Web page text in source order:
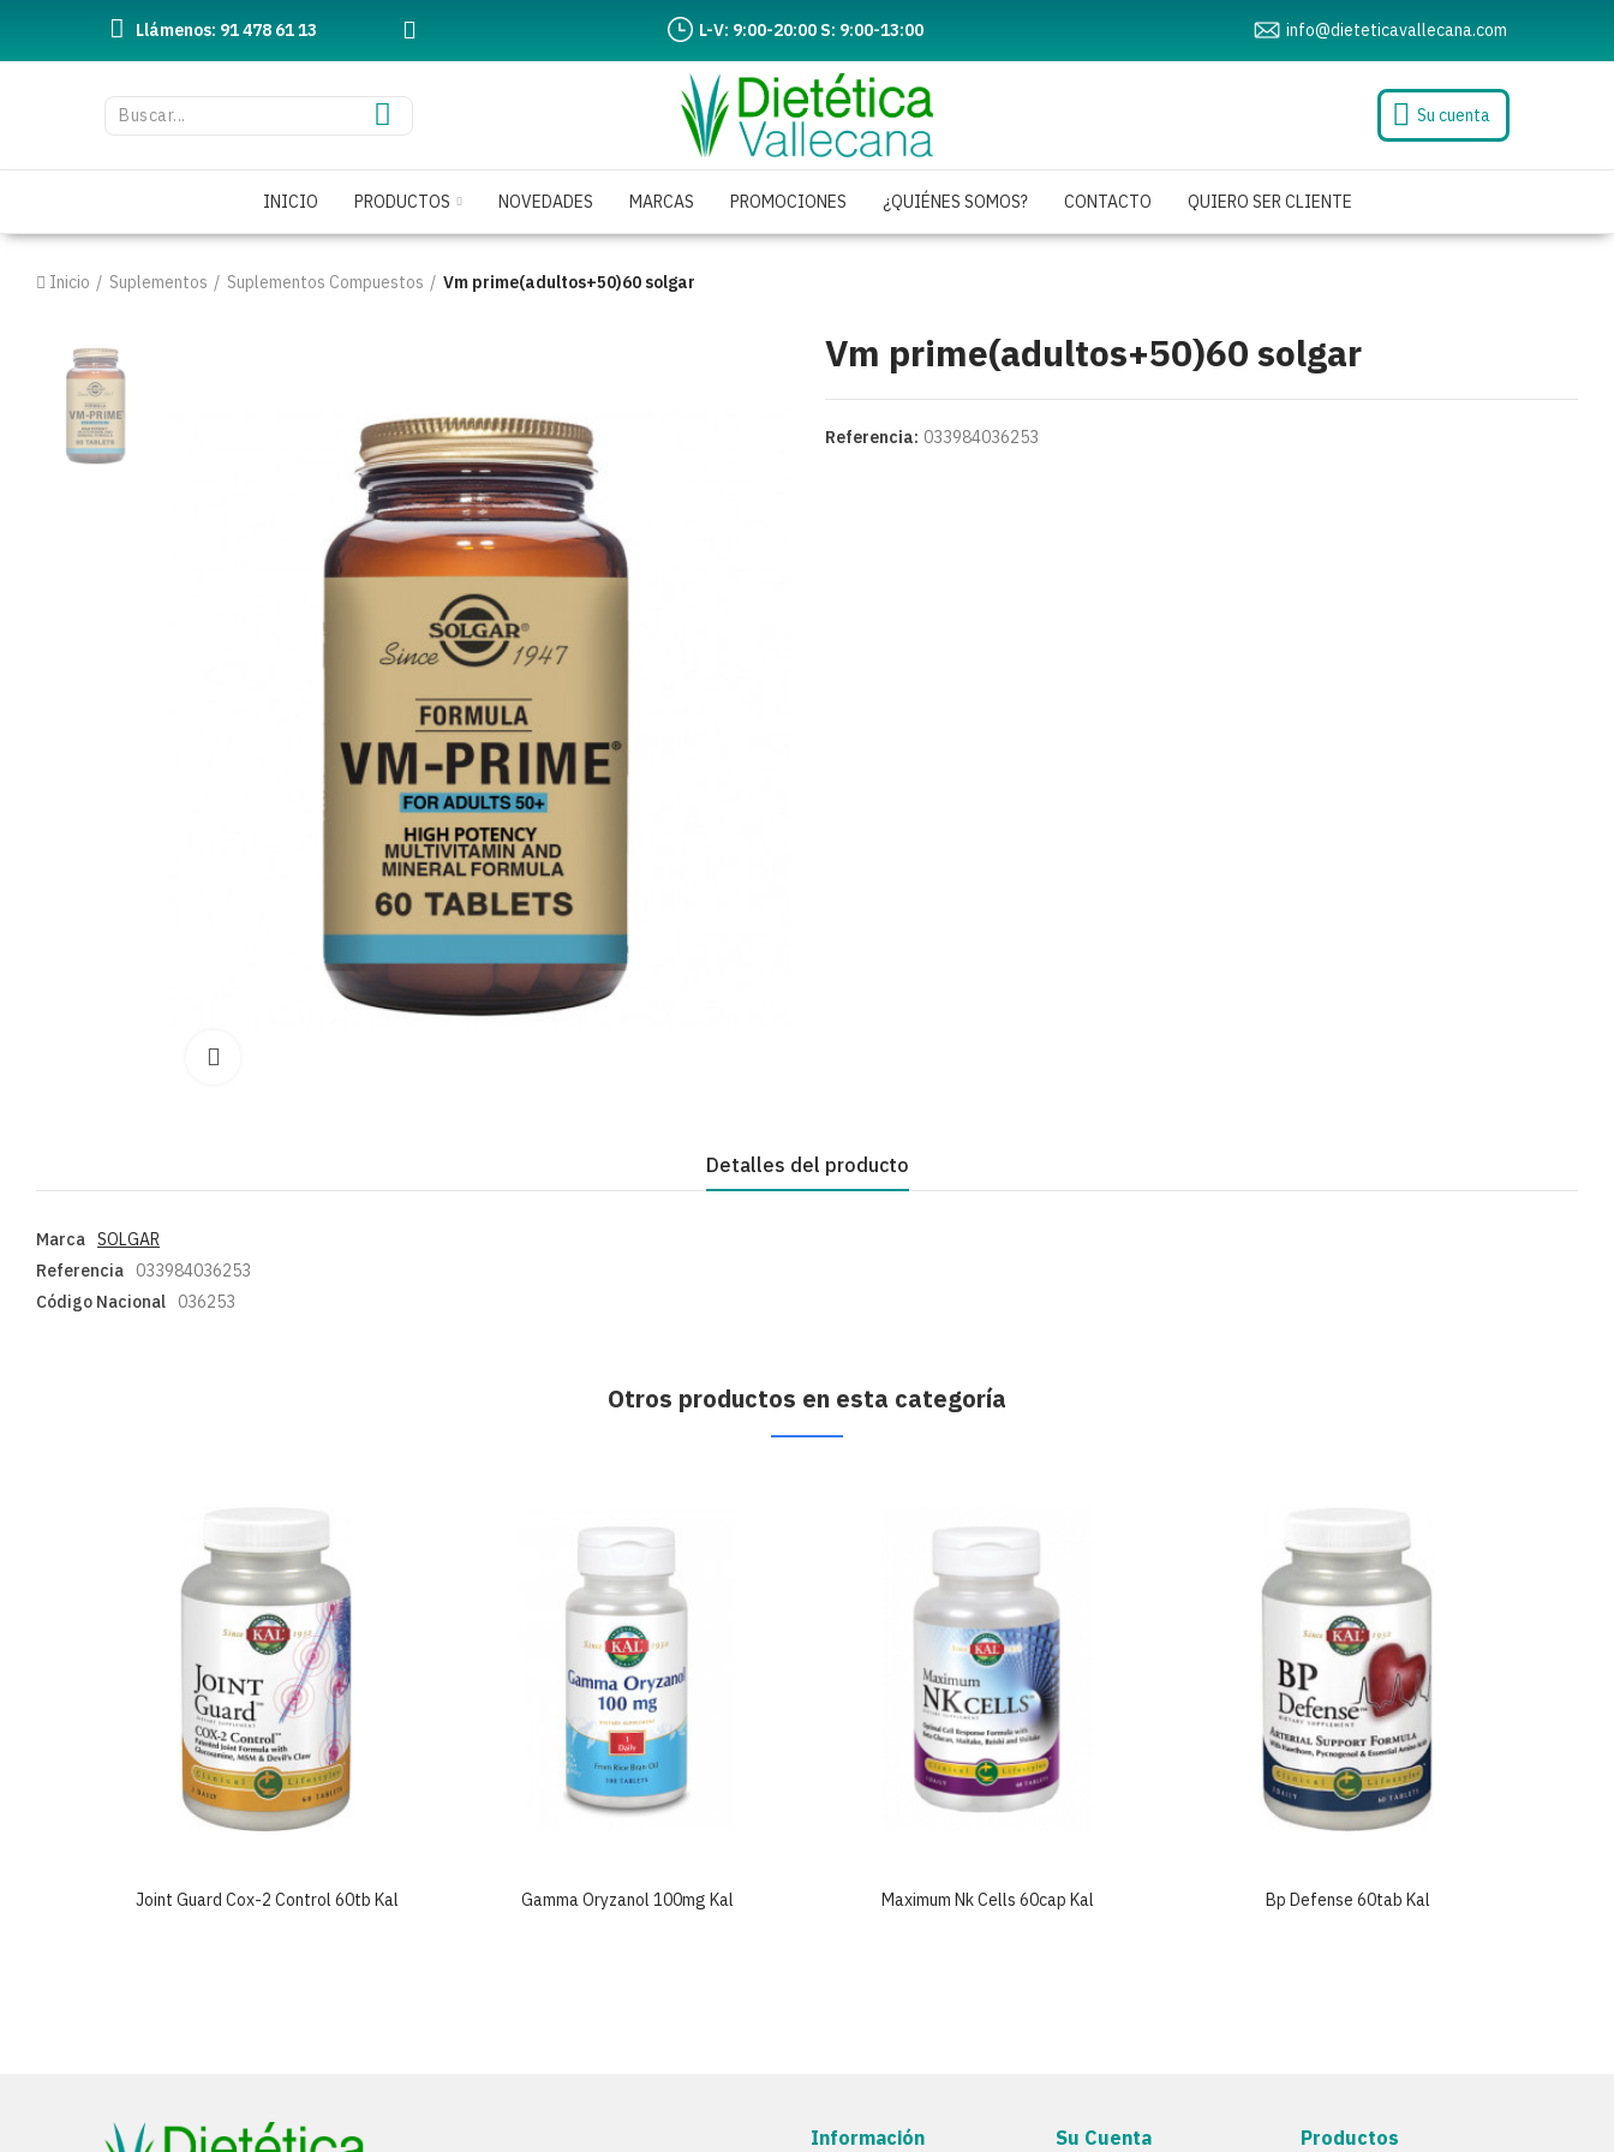
Llámenos: 91 478 61 13 L-V: 9:00-20:00 S: 9:00-13:00 info@dieteticavallecana.com
Su cuenta
INICIO PRODUCTOS NOVEDADES MARCAS PROMOCIONES ¿QUIÉNES SOMOS? CONTACTO QUIERO SER CLIENTE
Inicio Suplementos Suplementos Compuestos Vm prime(adultos+50)60 solgar
Vm prime(adultos+50)60 solgar
Referencia: 033984036253
Detalles del producto
Marca SOLGAR
Referencia
033984036253
Código Nacional
036253
Otros productos en esta categoría
Joint Guard Cox-2 Control 60tb Kal Gamma Oryzanol 100mg Kal Maximum Nk Cells 60cap Kal Bp Defense 60tab Kal
Información Su Cuenta Productos